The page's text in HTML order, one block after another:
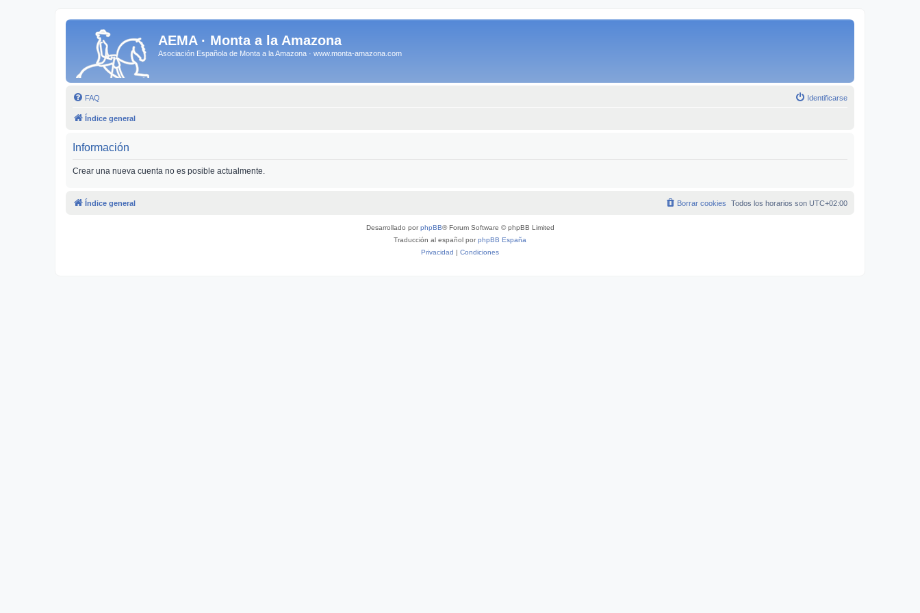
AEMA · Monta a la Amazona
Asociación Española de Monta a la Amazona · www.monta-amazona.com
FAQ Identificarse
Índice general
Información
Crear una nueva cuenta no es posible actualmente.
Índice general Todos los horarios son UTC+02:00
Borrar cookies
Desarrollado porphpBB® Forum Software © phpBB Limited
Traducción al español porphpBB España
Privacidad | Condiciones